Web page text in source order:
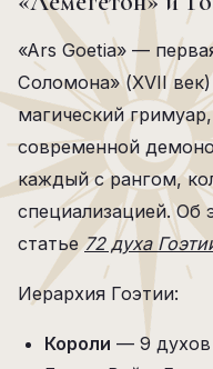
«Ars Goetia» —
Соломона» (XVII
магический
современной
каждый с рангом,
специализацией. Об
статье72 духа
Иерархия Гоэтии:
Короли — 9 духов